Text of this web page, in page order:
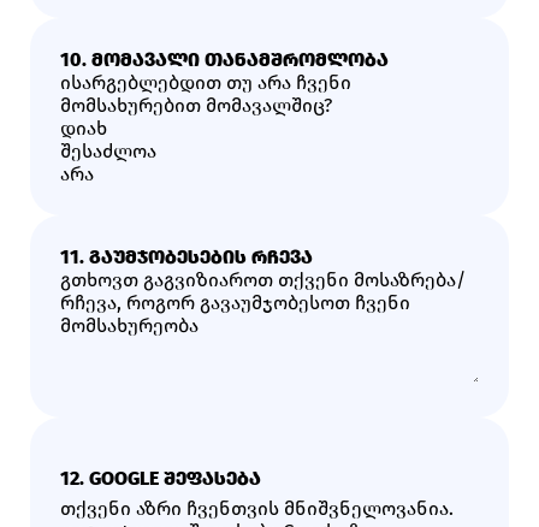
10. ᲛᲝᲛᲐᲕᲐᲚᲘ ᲗᲐᲜᲐᲛᲨᲠᲝᲛᲚᲝᲑᲐ
ისარგებლებდით თუ არა ჩვენი
მომსახურებით მომავალშიც?
Დიახ
Შესაძლოა
Არა
11. ᲒᲐᲣᲛᲯᲝᲑᲔᲡᲔᲑᲘᲡ ᲠᲩᲔᲕᲐ
გთხოვთ გაგვიზიაროთ თქვენი მოსაზრება/
რჩევა, როგორ გავაუმჯობესოთ ჩვენი
მომსახურეობა
12. GOOGLE ᲨᲔᲤᲐᲡᲔᲑᲐ
თქვენი აზრი ჩვენთვის მნიშვნელოვანია.